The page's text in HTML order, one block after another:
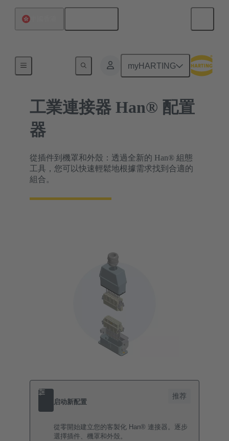
myHARTING
浩亭產品配置器
工業連接器 Han® 配置
器
從插件到機罩和外殼：透過全新的 Han® 組態
工具，您可以快速輕鬆地根據需求找到合適的
組合。
启动新配置
推荐
從零開始建立您的客製化 Han® 連接器。逐步
選擇插件、機罩和外殼。